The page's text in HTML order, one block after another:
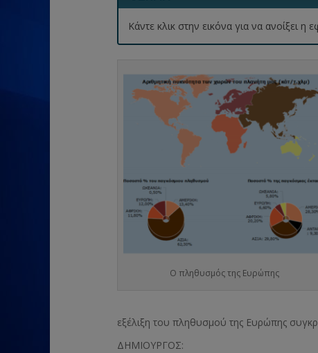
Κάντε κλικ στην εικόνα για να ανοίξει
Ο πληθυσμός της Ευρώπης
εξέλιξη του πληθυσμού της Ευρώπης
ΔΗΜΙΟΥΡΓΟΣ: